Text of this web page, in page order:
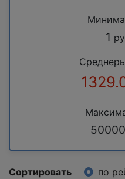
1
50000
Сортировать по